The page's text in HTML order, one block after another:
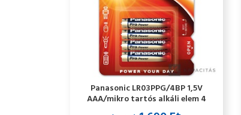
Panasonic LR03PPG/4BP 1,5V
AAA/mikro tartós alkáli elem 4
db/csomag